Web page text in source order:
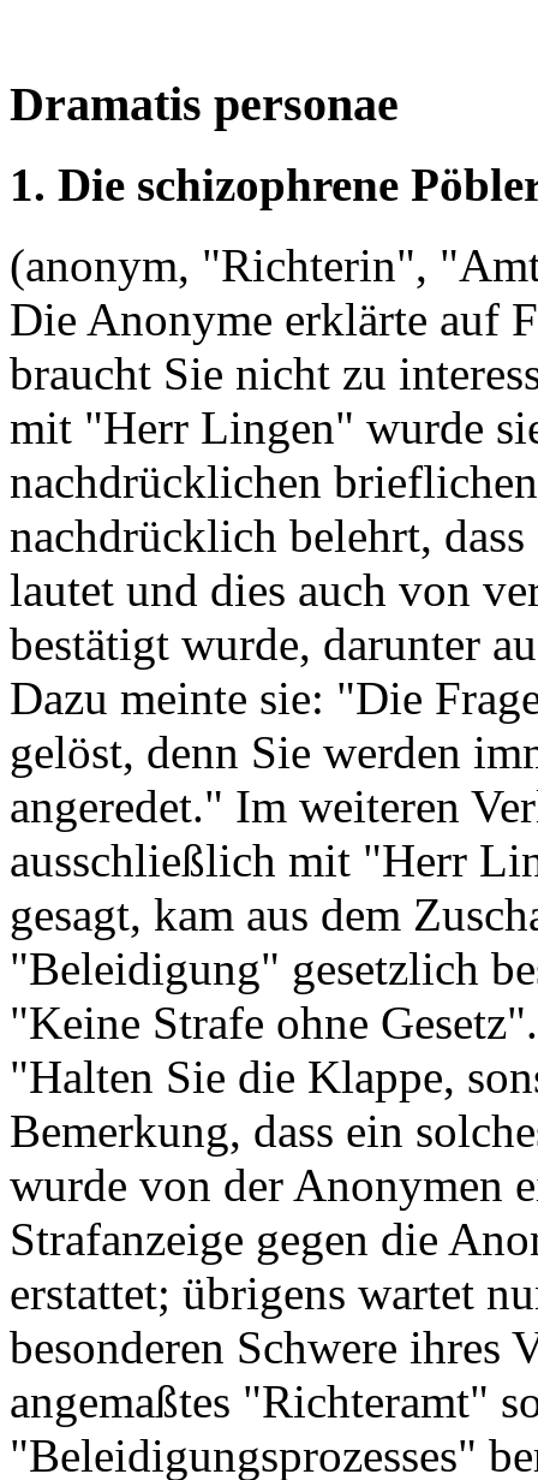
Dramatis personae
1. Die schizophrene
(anonym, "Richterin",
Die Anonyme erklärte auf
braucht Sie nicht zu
mit "Herr Lingen" wurde
nachdrücklichen
nachdrücklich belehrt,
lautet und dies auch von
bestätigt wurde, darunter
Dazu meinte sie: "Die
gelöst, denn Sie werden
angeredet." Im weiteren
ausschließlich mit "Herr
gesagt, kam aus dem
"Beleidigung" gesetzlich
"Keine Strafe ohne
"Halten Sie die Klappe,
Bemerkung, dass ein
wurde von der Anonymen
Strafanzeige gegen die
erstattet; übrigens wartet
besonderen Schwere ihres
angemaßtes "Richteramt"
"Beleidigungsprozesses"